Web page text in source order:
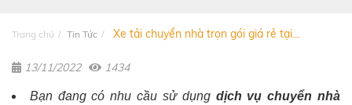
Trang chủ Tin Tức Xe tải chuyển nhà trọn gói giá rẻ tại...
13/11/2022 1434
Bạn đang có nhu cầu sử dụng dịch vụ chuyển nhà